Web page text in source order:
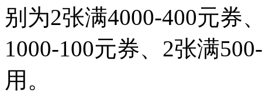
别为2张满4000-400元券
1000-100元券、2张满
用。